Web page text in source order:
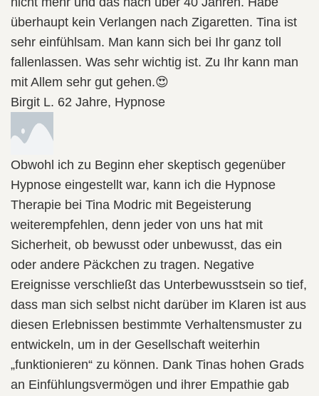
überhaupt kein Verlangen nach Zigaretten. Tina ist
sehr einfühlsam. Man kann sich bei Ihr ganz toll
fallenlassen. Was sehr wichtig ist. Zu Ihr kann man
mit Allem sehr gut gehen.😍
Birgit L. 62 Jahre, Hypnose
Obwohl ich zu Beginn eher skeptisch gegenüber
Hypnose eingestellt war, kann ich die Hypnose
Therapie bei Tina Modric mit Begeisterung
weiterempfehlen, denn jeder von uns hat mit
Sicherheit, ob bewusst oder unbewusst, das ein
oder andere Päckchen zu tragen. Negative
Ereignisse verschließt das Unterbewusstsein so tief,
dass man sich selbst nicht darüber im Klaren ist aus
diesen Erlebnissen bestimmte Verhaltensmuster zu
entwickeln, um in der Gesellschaft weiterhin
„funktionieren“ zu können. Dank Tinas hohen Grads
an Einfühlungsvermögen und ihrer Empathie gab